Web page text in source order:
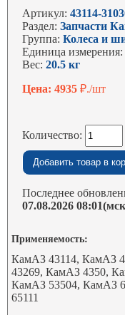
Артикул:43114-
Раздел:Запчасти
Группа:Колеса и
Единица
Вес:20.5 кг
Цена: 4935₽./шт
Количество:
Последнее
07.08.2026
Применяемость:
КамАЗ 43114, КамАЗ
43269, КамАЗ 4350,
КамАЗ 53504, КамАЗ
65111